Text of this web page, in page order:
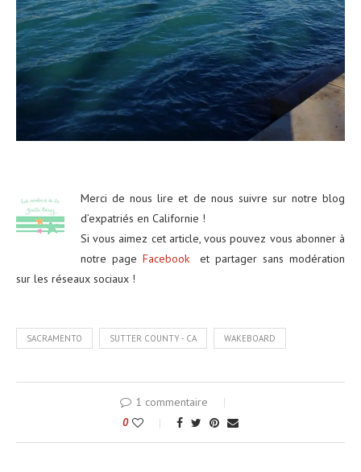
Merci de nous lire et de nous suivre sur notre blog
d’expatriés en Californie !
Si vous aimez cet article, vous pouvez vous abonner à
notre page Facebook
et partager sans modération
sur les réseaux sociaux !
SACRAMENTO SUTTER COUNTY - CA WAKEBOARD
1 commentaire
0